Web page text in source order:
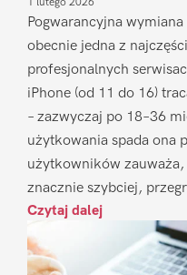
Pogwarancyjna
obecnie jedna z
profesjonalnych
iPhone (od 11 do 16)
– zazwyczaj po 18–36
użytkowania spada ona
użytkowników zauważa,
znacznie szybciej,
Czytaj dalej